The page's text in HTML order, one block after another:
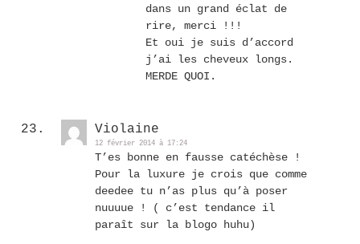
dans un grand éclat de
rire, merci !!!
Et oui je suis d’accord
j’ai les cheveux longs.
MERDE QUOI.
Violaine
12 février 2014 à 17:24
T’es bonne en fausse catéchèse !
Pour la luxure je crois que comme
deedee tu n’as plus qu’à poser
nuuuue ! ( c’est tendance il
paraît sur la blogo huhu)